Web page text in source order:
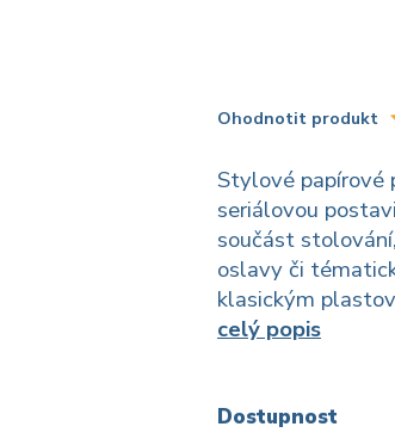
Ohodnotit produkt
Stylové papírové
seriálovou
součást
oslavy či
klasickým
celý popis
Dostupnost